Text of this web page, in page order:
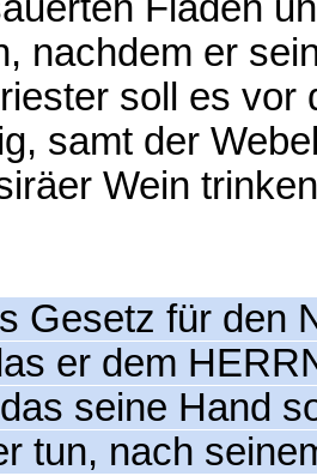
nachdem er
soll es
samt der
Wein
Gesetz für den
er dem
seine Hand
tun, nach